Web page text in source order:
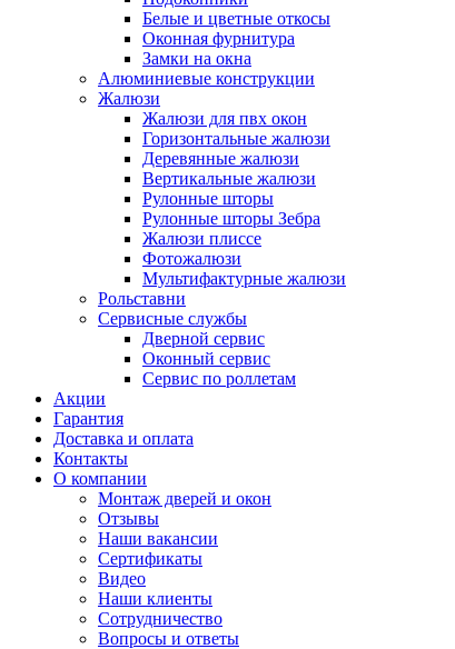
Белые и цветные откосы
Оконная фурнитура
Замки на окна
Алюминиевые конструкции
Жалюзи
Жалюзи для пвх окон
Горизонтальные жалюзи
Деревянные жалюзи
Вертикальные жалюзи
Рулонные шторы
Рулонные шторы Зебра
Жалюзи плиссе
Фотожалюзи
Мультифактурные жалюзи
Рольставни
Сервисные службы
Дверной сервис
Оконный сервис
Сервис по роллетам
Акции
Гарантия
Доставка и оплата
Контакты
О компании
Монтаж дверей и окон
Отзывы
Наши вакансии
Сертификаты
Видео
Наши клиенты
Сотрудничество
Вопросы и ответы